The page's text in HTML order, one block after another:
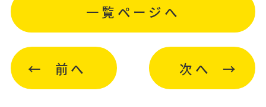
前へ
一覧ページへ
次へ